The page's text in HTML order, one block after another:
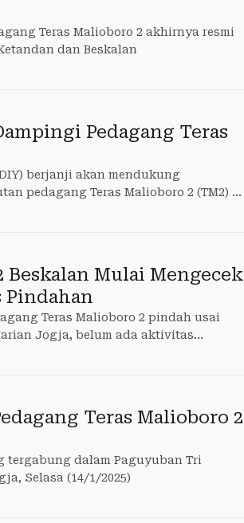
Teras Malioboro 2 akhirnya resmi
dan Beskalan
Pedagang Teras
berjanji akan mendukung
pedagang Teras Malioboro 2 (TM2) di
Beskalan Mulai Mengecek
Pindahan
Teras Malioboro 2 pindah usai
Jogja, belum ada aktivitas
Teras Malioboro 2
tergabung dalam Paguyuban Tri
Selasa (14/1/2025)